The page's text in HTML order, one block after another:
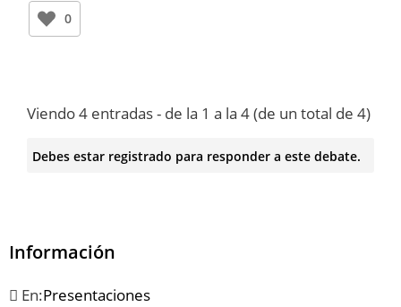
0
Viendo 4 entradas - de la 1 a la 4 (de un total de 4)
Debes estar registrado para responder a este debate.
Información
En:Presentaciones